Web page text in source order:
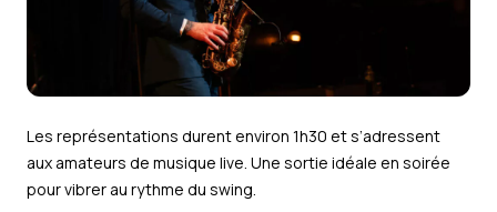
Les représentations durent environ 1h30 et s’adressent
aux amateurs de musique live. Une sortie idéale en soirée
pour vibrer au rythme du swing.